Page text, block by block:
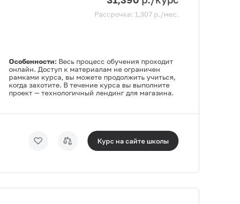
Рассрочка: 1,307р./мес.
Особенности: Весь процесс обучения проходит
онлайн. Доступ к материалам не ограничен
рамками курса, вы можете продолжить учиться,
когда захотите. В течение курса вы выполните
проект — технологичный лендинг для магазина.
Курс на сайте школы